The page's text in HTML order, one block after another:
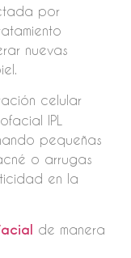
por
nuevas
celular
IPL
pequeñas
o arrugas
en la
de manera